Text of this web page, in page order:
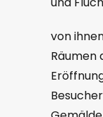
von
Räumen